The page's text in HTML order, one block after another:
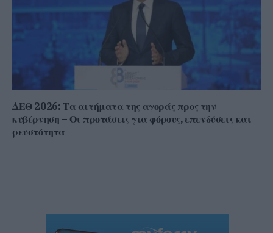
ΔΕΘ 2026: Τα αιτήματα της αγοράς προς την
κυβέρνηση – Οι προτάσεις για φόρους, επενδύσεις και
ρευστότητα